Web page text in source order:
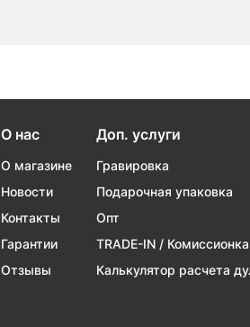
О нас
О магазине
Новости
Контакты
Гарантии
Отзывы
Доп. услуги
Гравировка
Подарочная упаковка
Опт
TRADE-IN / Комиссионка
Калькулятор расчета